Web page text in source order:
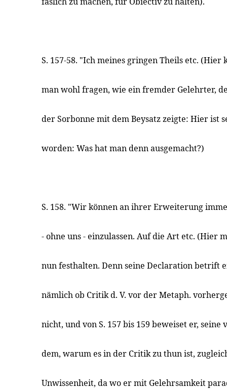
S. 157-58. "Ich meines gringen Theils etc. (Hier
man wohl fragen, wie ein fremder Gelehrter,
der Sorbonne mit dem Beysatz zeigte: Hier ist
worden: Was hat man denn ausgemacht?)
S. 158. "Wir können an ihrer Erweiterung
- ohne uns - einzulassen. Auf die Art etc. (Hier
nun festhalten. Denn seine Declaration betrift
nämlich ob Critik d. V. vor der Metaph.
nicht, und von S. 157 bis 159 beweiset er,
dem, warum es in der Critik zu thun ist,
Unwissenheit, da wo er mit Gelehrsamkeit